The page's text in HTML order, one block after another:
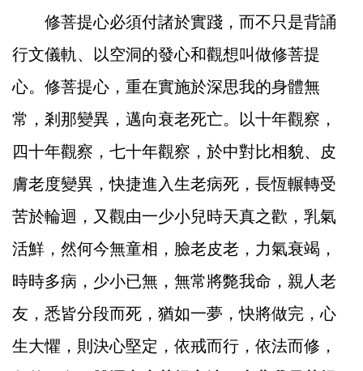
修菩提心必須付諸於實踐，而不只是背誦
行文儀軌、以空洞的發心和觀想叫做修菩提
心。修菩提心，重在實施於深思我的身體無
常，剎那變異，邁向衰老死亡。以十年觀察，
四十年觀察，七十年觀察，於中對比相貌、皮
膚老度變異，快捷進入生老病死，長恆輾轉受
苦於輪迴，又觀由一少小兒時天真之歡，乳氣
活鮮，然何今無童相，臉老皮老，力氣衰竭，
時時多病，少小已無，無常將斃我命，親人老
友，悉皆分段而死，猶如一夢，快將做完，心
生大懼，則決心堅定，依戒而行，依法而修，